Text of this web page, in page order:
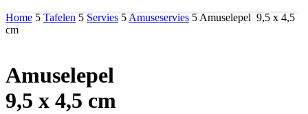
Home 5 Tafelen 5 Servies 5 Amuseservies 5 Amuselepel 9,5 x 4,5
cm
Amuselepel
9,5 x 4,5 cm